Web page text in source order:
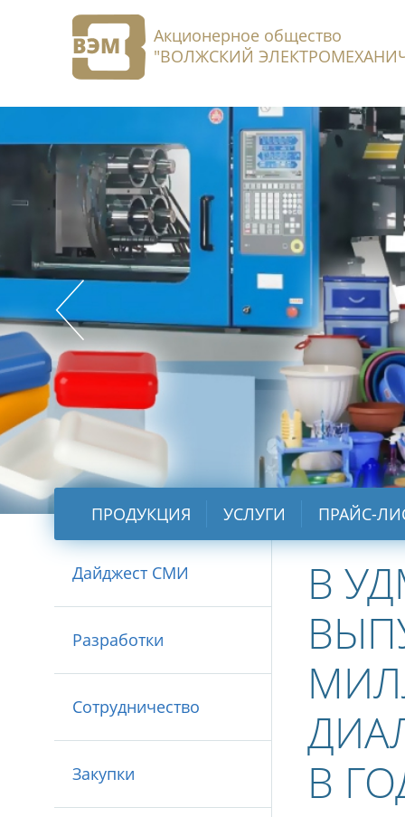
Акционерное общество
"ВОЛЖСКИЙ
ПРОДУКЦИЯ УСЛУГИ ПРАЙС-
Дайджест СМИ
Разработки
Сотрудничество
Закупки
В
В